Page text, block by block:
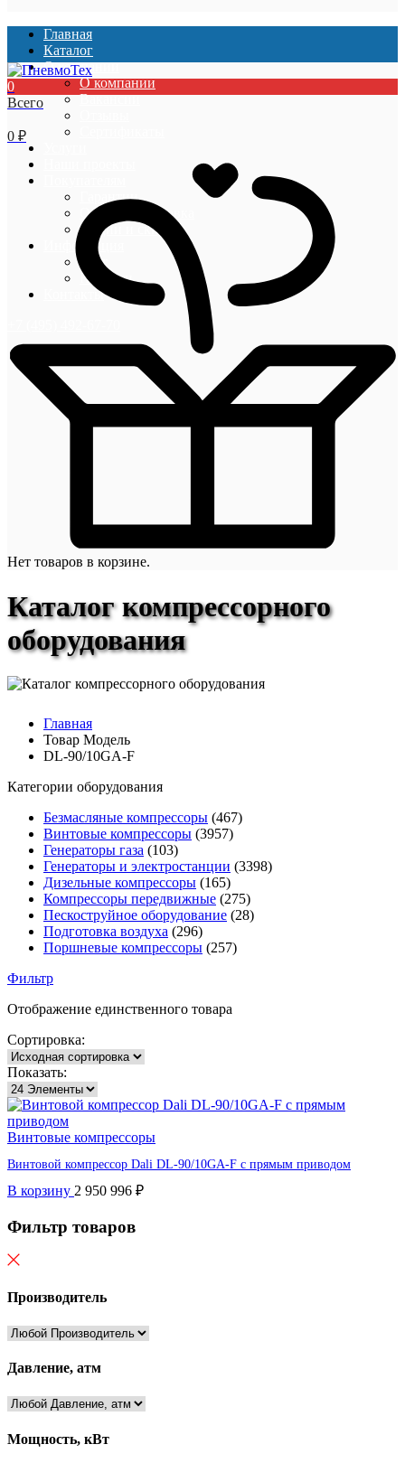
Главная
Каталог
О компании
О компании
Вакансии
Гарантии
Оплата и доставка
Акции и скидки
Информация
Блог
Новости
Контакты
0
Всего
0 ₽
Нет товаров в корзине.
Каталог компрессорного
оборудования
Главная
Товар Модель
DL-90/10GA-F
Категории оборудования
Безмасляные компрессоры (467)
Винтовые компрессоры (3957)
Генераторы газа (103)
Генераторы и электростанции (3398)
Дизельные компрессоры (165)
Компрессоры передвижные (275)
Пескоструйное оборудование (28)
Подготовка воздуха (296)
Поршневые компрессоры (257)
Фильтр
Отображение единственного товара
Сортировка:
Показать:
Винтовые компрессоры
Винтовой компрессор Dali DL-90/10GA-F с прямым приводом
В корзину 2 950 996 ₽
Фильтр товаров
Производитель
Давление, атм
Мощность, кВт